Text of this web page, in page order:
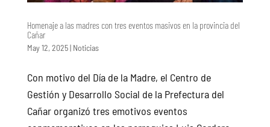
Homenaje a las madres con tres eventos masivos en la provincia del
Cañar
May 12, 2025| Noticias
Con motivo del Día de la Madre, el Centro de
Gestión y Desarrollo Social de la Prefectura del
Cañar organizó tres emotivos eventos